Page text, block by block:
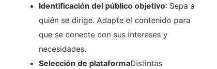
Identificación del público objetivo: Sepa a
quién se dirige. Adapte el contenido para
que se conecte con sus intereses y
necesidades.
Selección de plataformaDistintas